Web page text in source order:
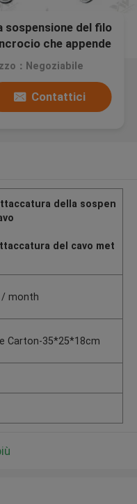
sospensione del filo
che appende
：Negoziabile
Contattici
della sospen
del cavo met
/ month
Carton-35*25*18cm